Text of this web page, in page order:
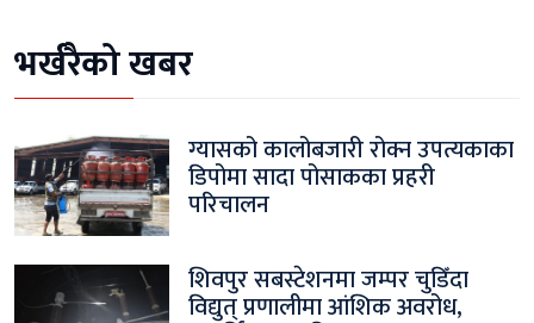
भर्खरैको खबर
ग्यासको कालोबजारी रोक्न उपत्यकाका
डिपोमा सादा पोसाकका प्रहरी
परिचालन
शिवपुर सबस्टेशनमा जम्पर चुडिँदा
विद्युत् प्रणालीमा आंशिक अवरोध,